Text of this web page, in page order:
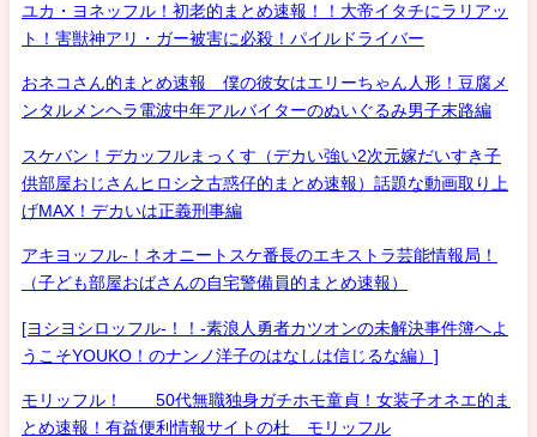
ユカ・ヨネッフル！初老的まとめ速報！！大帝イタチにラリアッ
ト！害獣神アリ・ガー被害に必殺！パイルドライバー
おネコさん的まとめ速報 僕の彼女はエリーちゃん人形！豆腐メ
ンタルメンヘラ電波中年アルバイターのぬいぐるみ男子末路編
スケバン！デカッフルまっくす（デカい強い2次元嫁だいすき子
供部屋おじさんヒロシ之古惑仔的まとめ速報）話題な動画取り上
げMAX！デカいは正義刑事編
アキヨッフル-！ネオニートスケ番長のエキストラ芸能情報局！
（子ども部屋おばさんの自宅警備員的まとめ速報）
[ヨシヨシロッフル-！！-素浪人勇者カツオンの未解決事件簿へよ
うこそYOUKO！のナンノ洋子のはなしは信じるな編）]
モリッフル！ 50代無職独身ガチホモ童貞！女装子オネエ的ま
とめ速報！有益便利情報サイトの杜 モリッフル